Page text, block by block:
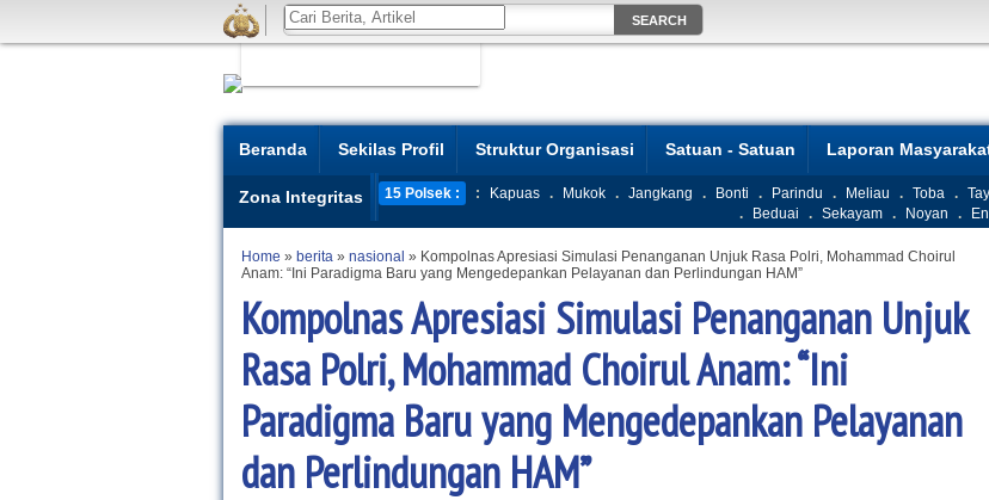
Beranda Sekilas Profil Struktur Organisasi Satuan - Satuan Laporan
Zona Integritas 15 Polsek : : Kapuas . Mukok . Jangkang . Bonti . Parindu . Meliau . Toba .
.
Beduai . Sekayam . Noyan .
Home » berita » nasional » Kompolnas Apresiasi Simulasi Penanganan Unjuk Rasa Polri, Mohammad Choirul
Anam: “Ini Paradigma Baru yang Mengedepankan Pelayanan dan Perlindungan HAM”
Kompolnas Apresiasi Simulasi Penanganan Unjuk
Rasa Polri, Mohammad Choirul Anam: “Ini
Paradigma Baru yang Mengedepankan Pelayanan
dan Perlindungan HAM”